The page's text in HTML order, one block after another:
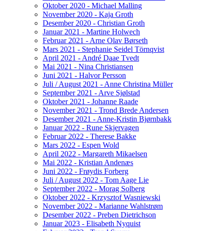
Oktober 2020 - Michael Malling
November 2020 - Kaja Groth
Desember 2020 - Christian Groth
Januar 2021 - Martine Holwech
Februar 2021 - Arne Olav Børseth
Mars 2021 - Stephanie Seidel Törnqvist
April 2021 - André Daae Tvedt
Mai 2021 - Nina Christiansen
Juni 2021 - Halvor Persson
Juli / August 2021 - Anne Christina Müller
September 2021 - Arve Sjølstad
Oktober 2021 - Johanne Raade
November 2021 - Trond Brede Andersen
Desember 2021 - Anne-Kristin Bjørnbakk
Januar 2022 - Rune Skjervagen
Februar 2022 - Therese Bakke
Mars 2022 - Espen Wold
April 2022 - Margareth Mikaelsen
Mai 2022 - Kristian Andenæs
Juni 2022 - Frøydis Forberg
Juli / August 2022 - Tom Aage Lie
September 2022 - Morag Solberg
Oktober 2022 - Krzysztof Wasniewski
November 2022 - Marianne Wahlstrøm
Desember 2022 - Preben Dietrichson
Januar 2023 - Elisabeth Nyquist